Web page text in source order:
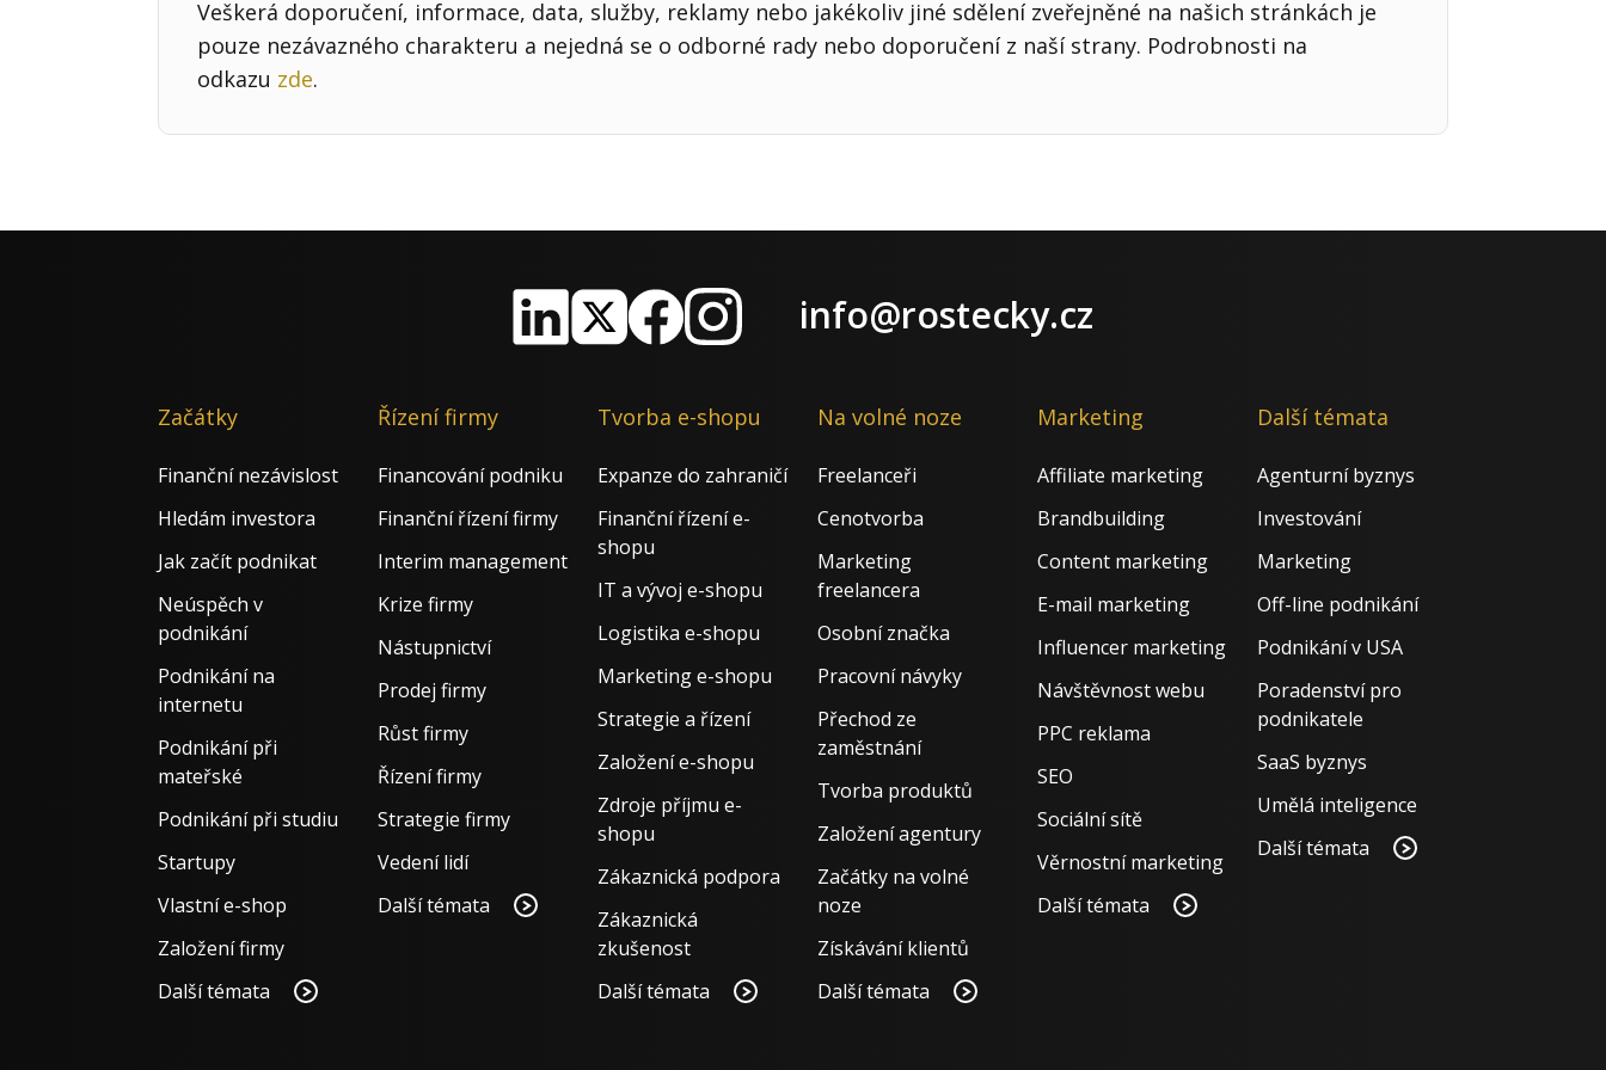
Veškerá doporučení, informace, data, služby, reklamy nebo jakékoliv jiné sdělení zveřejněné na našich stránkách je
pouze nezávazného charakteru a nejedná se o odborné rady nebo doporučení z naší strany. Podrobnosti na
odkazu zde.
info@rostecky.cz
Začátky
Finanční nezávislost
Hledám investora
Jak začít podnikat
Neúspěch v
podnikání
Podnikání na
internetu
Podnikání při
mateřské
Podnikání při studiu
Startupy
Vlastní e-shop
Založení firmy
Další témata
Řízení firmy
Financování podniku
Finanční řízení firmy
Interim management
Krize firmy
Nástupnictví
Prodej firmy
Růst firmy
Řízení firmy
Strategie firmy
Vedení lidí
Další témata
Tvorba e-shopu
Expanze do zahraničí
Finanční řízení e-
shopu
IT a vývoj e-shopu
Logistika e-shopu
Marketing e-shopu
Strategie a řízení
Založení e-shopu
Zdroje příjmu e-
shopu
Zákaznická podpora
Zákaznická
zkušenost
Další témata
Na volné noze
Freelanceři
Cenotvorba
Marketing
freelancera
Osobní značka
Pracovní návyky
Přechod ze
zaměstnání
Tvorba produktů
Založení agentury
Začátky na volné
noze
Získávání klientů
Další témata
Marketing
Affiliate marketing
Brandbuilding
Content marketing
E-mail marketing
Influencer marketing
Návštěvnost webu
PPC reklama
SEO
Sociální sítě
Věrnostní marketing
Další témata
Další témata
Agenturní byznys
Investování
Marketing
Off-line podnikání
Podnikání v USA
Poradenství pro
podnikatele
SaaS byznys
Umělá inteligence
Další témata